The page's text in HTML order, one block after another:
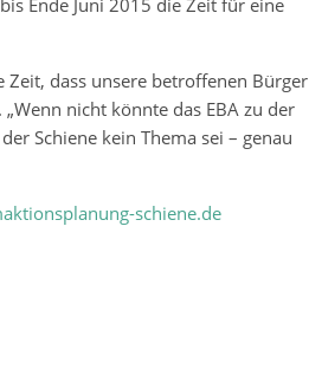
Ende Juni 2015 die Zeit für eine
Zeit, dass unsere betroffenen Bürger
nicht könnte das EBA zu der
Schiene kein Thema sei – genau
schiene.de